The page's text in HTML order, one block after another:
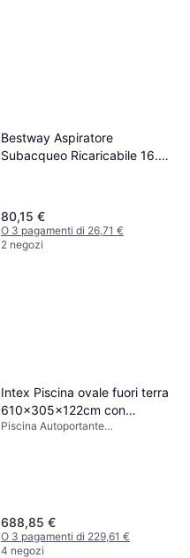
Bestway Aspiratore
Subacqueo Ricaricabile 16.8
80,15 €
O 3 pagamenti di 26,71 €
2 negozi
Intex Piscina ovale fuori terra
610x305x122cm con
scaletta e pompa 26798
Piscina Autoportante
688,85 €
O 3 pagamenti di 229,61 €
4 negozi